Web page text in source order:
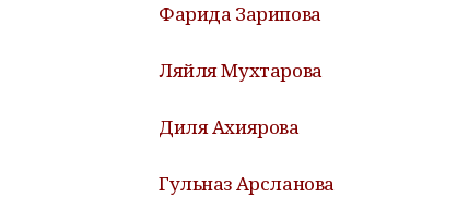
Фарида Зарипова
Ляйля Мухтарова
Диля Ахиярова
Гульназ Арсланова